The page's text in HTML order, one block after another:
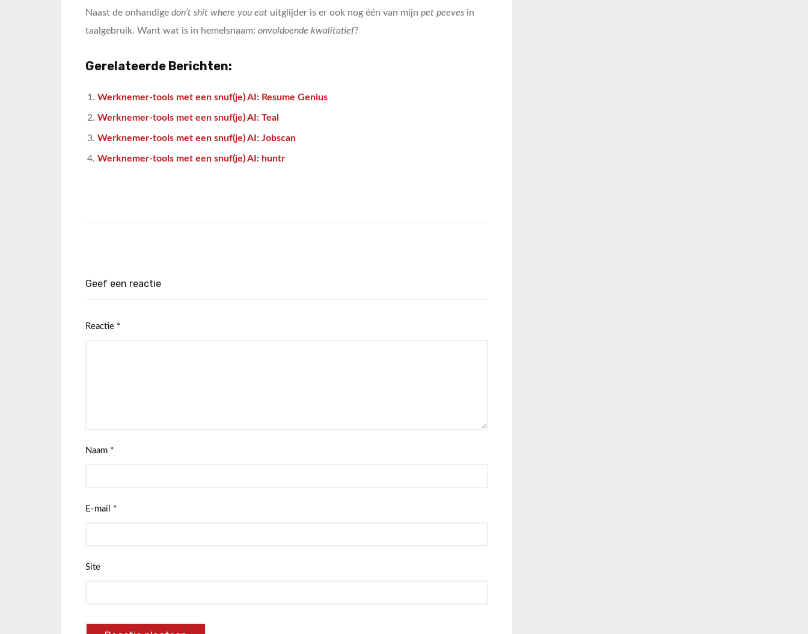
Naast de onhandige don’t shit where you eat uitglijder is er ook nog één van mijn pet peeves in
taalgebruik. Want wat is in hemelsnaam: onvoldoende kwalitatief?
Gerelateerde Berichten:
Werknemer-tools met een snuf(je) AI: Resume Genius
Werknemer-tools met een snuf(je) AI: Teal
Werknemer-tools met een snuf(je) AI: Jobscan
Werknemer-tools met een snuf(je) AI: huntr
Geef een reactie
Reactie *
Naam *
E-mail *
Site